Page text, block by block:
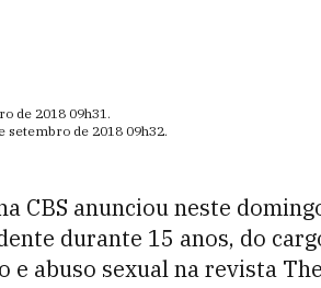
de 2018 09h31.
setembro de 2018 09h32.
CBS anunciou neste
durante 15 anos, do
e abuso sexual na revista